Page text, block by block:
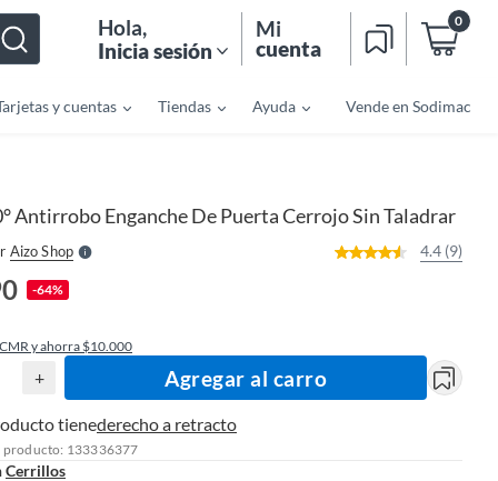
Hola,
Inicia sesión
Mi
cuenta
0
y cuentas Tiendas Ayuda Vende en Sodimac
Antirrobo Enganche De Puerta Cerrojo Sin Taladrar
Aizo ShopS
l
l
4.4 (9)
-64%
y ahorra $10.000
+ Agregar al carro
tienederecho a retracto
producto: 133336377
Cerrillos